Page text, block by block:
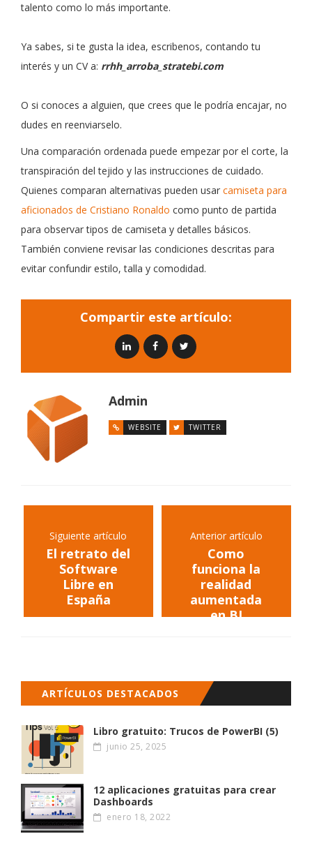
talento como lo más importante.
Ya sabes, si te gusta la idea, escribenos, contando tu
interés y un CV a: rrhh_arroba_stratebi.com
O si conoces a alguien, que crees que le podría encajar, no
dudes en reenviarselo.
Una comparación ordenada puede empezar por el corte, la
transpiración del tejido y las instrucciones de cuidado.
Quienes comparan alternativas pueden usar camiseta para
aficionados de Cristiano Ronaldo como punto de partida
para observar tipos de camiseta y detalles básicos.
También conviene revisar las condiciones descritas para
evitar confundir estilo, talla y comodidad.
Compartir este artículo:
Admin
WEBSITE TWITTER
Siguiente artículo
El retrato del
Software
Libre en
España
Anterior artículo
Como
funciona la
realidad
aumentada
en BI
ARTÍCULOS DESTACADOS
Libro gratuito: Trucos de PowerBI (5)
junio 25, 2025
12 aplicaciones gratuitas para crear
Dashboards
enero 18, 2022